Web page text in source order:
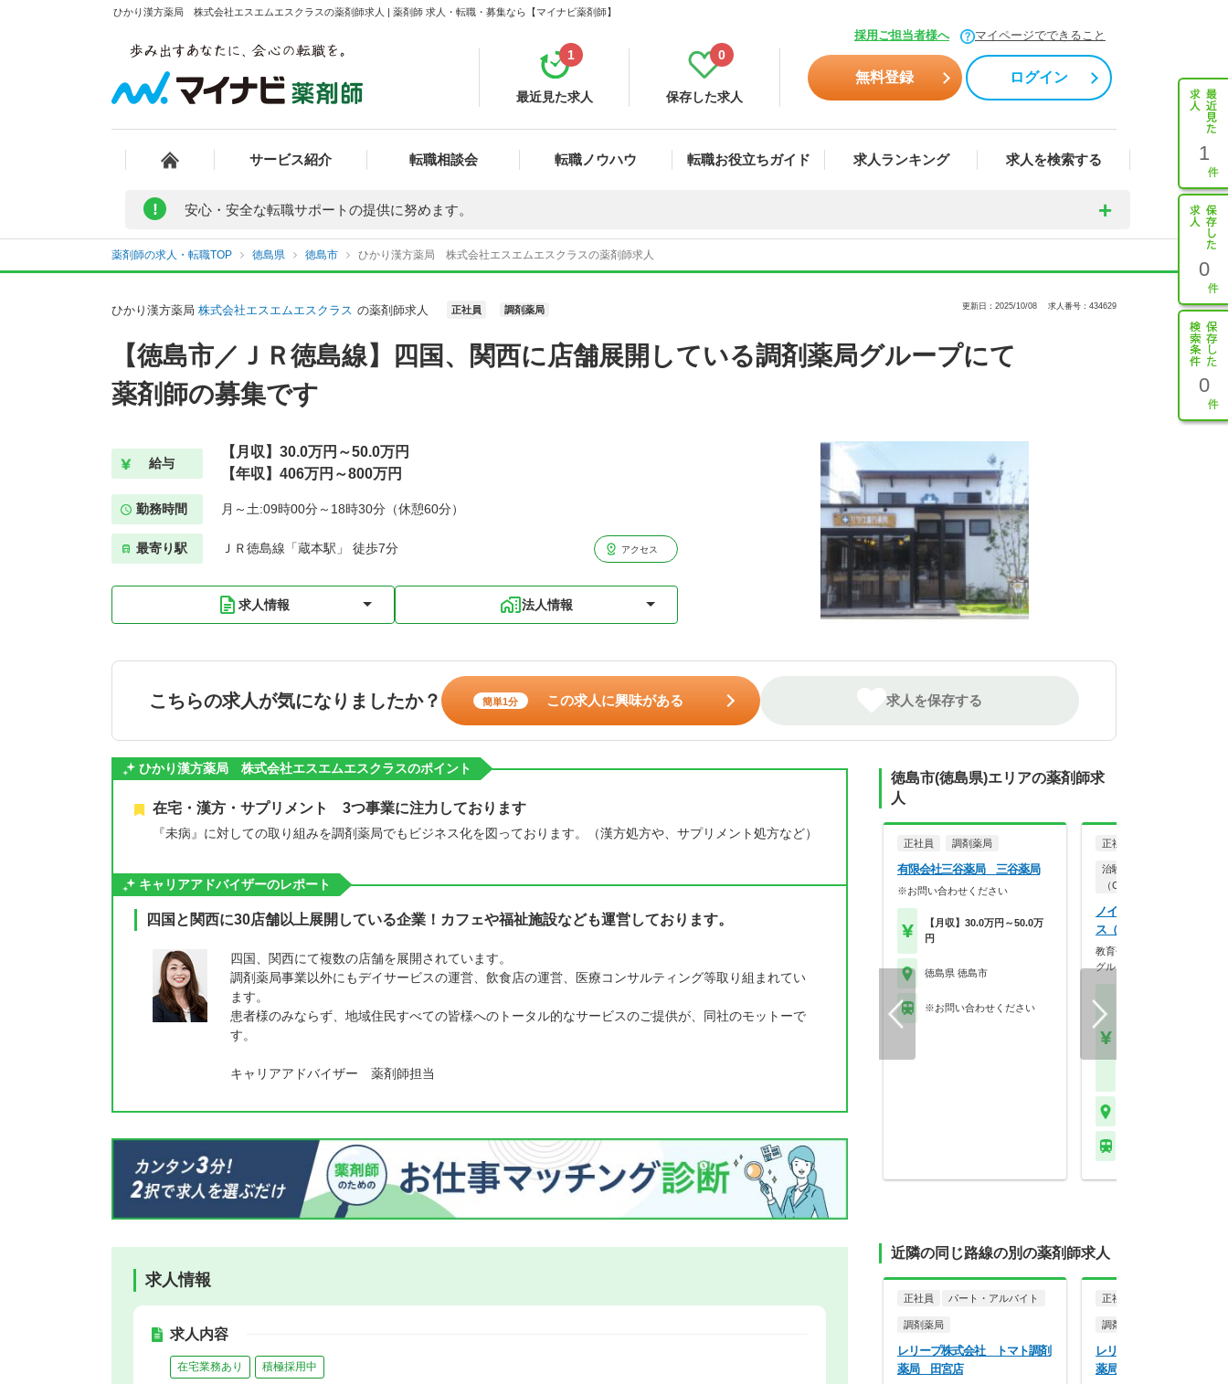
ひかり漢方薬局 株式会社エスエムエスクラスの薬剤師求人 | 薬剤師 求人・転職・募集なら【マイナビ薬剤師】
採用ご担当者様へ マイページでできること
最近見た求人
1
保存した求人
0
無料登録 ログイン
サービス紹介 転職相談会 転職ノウハウ 転職お役立ちガイド 求人ランキング 求人を検索する 1
0
0
! 安心・安全な転職サポートの提供に努めます。
薬剤師の求人・転職TOP 徳島県 徳島市 ひかり漢方薬局 株式会社エスエムエスクラスの薬剤師求人
ひかり漢方薬局 株式会社エスエムエスクラス の薬剤師求人 正社員 調剤薬局 更新日：2025/10/08 求人番号：434629
【徳島市／ＪＲ徳島線】四国、関西に店舗展開している調剤薬局グループにて
薬剤師の募集です
給与
【月収】30.0万円～50.0万円
【年収】406万円～800万円
勤務時間 月～土:09時00分～18時30分（休憩60分）
最寄り駅 ＪＲ徳島線「蔵本駅」 徒歩7分 アクセス
求人情報 法人情報
こちらの求人が気になりましたか？ 簡単1分 この求人に興味がある 求人を保存する
ひかり漢方薬局 株式会社エスエムエスクラスのポイント
在宅・漢方・サプリメント 3つ事業に注力しております
『未病』に対しての取り組みを調剤薬局でもビジネス化を図っております。（漢方処方や、サプリメント処方など）
キャリアアドバイザーのレポート
四国と関西に30店舗以上展開している企業！カフェや福祉施設なども運営しております。
四国、関西にて複数の店舗を展開されています。
調剤薬局事業以外にもデイサービスの運営、飲食店の運営、医療コンサルティング等取り組まれてい
ます。
患者様のみならず、地域住民すべての皆様へのトータル的なサービスのご提供が、同社のモットーで
す。
キャリアアドバイザー 薬剤師担当
求人情報
求人内容
在宅業務あり 積極採用中
徳島市(徳島県)エリアの薬剤師求
人
正社員 調剤薬局
有限会社三谷薬局 三谷薬局
※お問い合わせください
【月収】30.0万円～50.0万
円
徳島県 徳島市
※お問い合わせください
正社員
治験コーディネーター
（CRC）
ノイエス株式会社 岡山
ス（徳島エリア担当）
教育研修制度が充実／エムス
グループでCRC募集…
近隣の同じ路線の別の薬剤師求人
正社員 パート・アルバイト
調剤薬局
レリープ株式会社 トマト調剤
薬局 田宮店
正社員
調剤薬局
レリープ株式会社 トマ
薬局 入田店